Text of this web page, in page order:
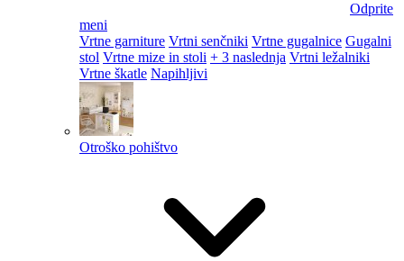
Odprite
meni
Vrtne garniture Vrtni senčniki Vrtne gugalnice Gugalni
stol Vrtne mize in stoli + 3 naslednja Vrtni ležalniki
Vrtne škatle Napihljivi
Otroško pohištvo